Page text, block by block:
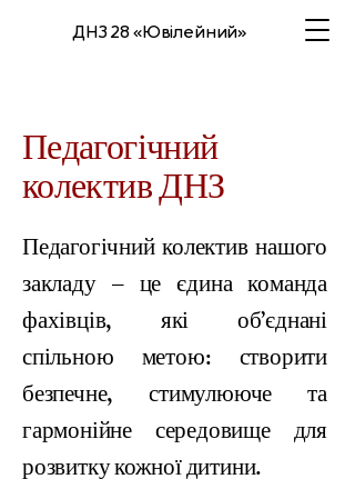
ДНЗ 28 «Ювілейний»
Педагогічний
колектив ДНЗ
Педагогічний колектив нашого
закладу – це єдина команда
фахівців, які об’єднані
спільною метою: створити
безпечне, стимулююче та
гармонійне середовище для
розвитку кожної дитини.